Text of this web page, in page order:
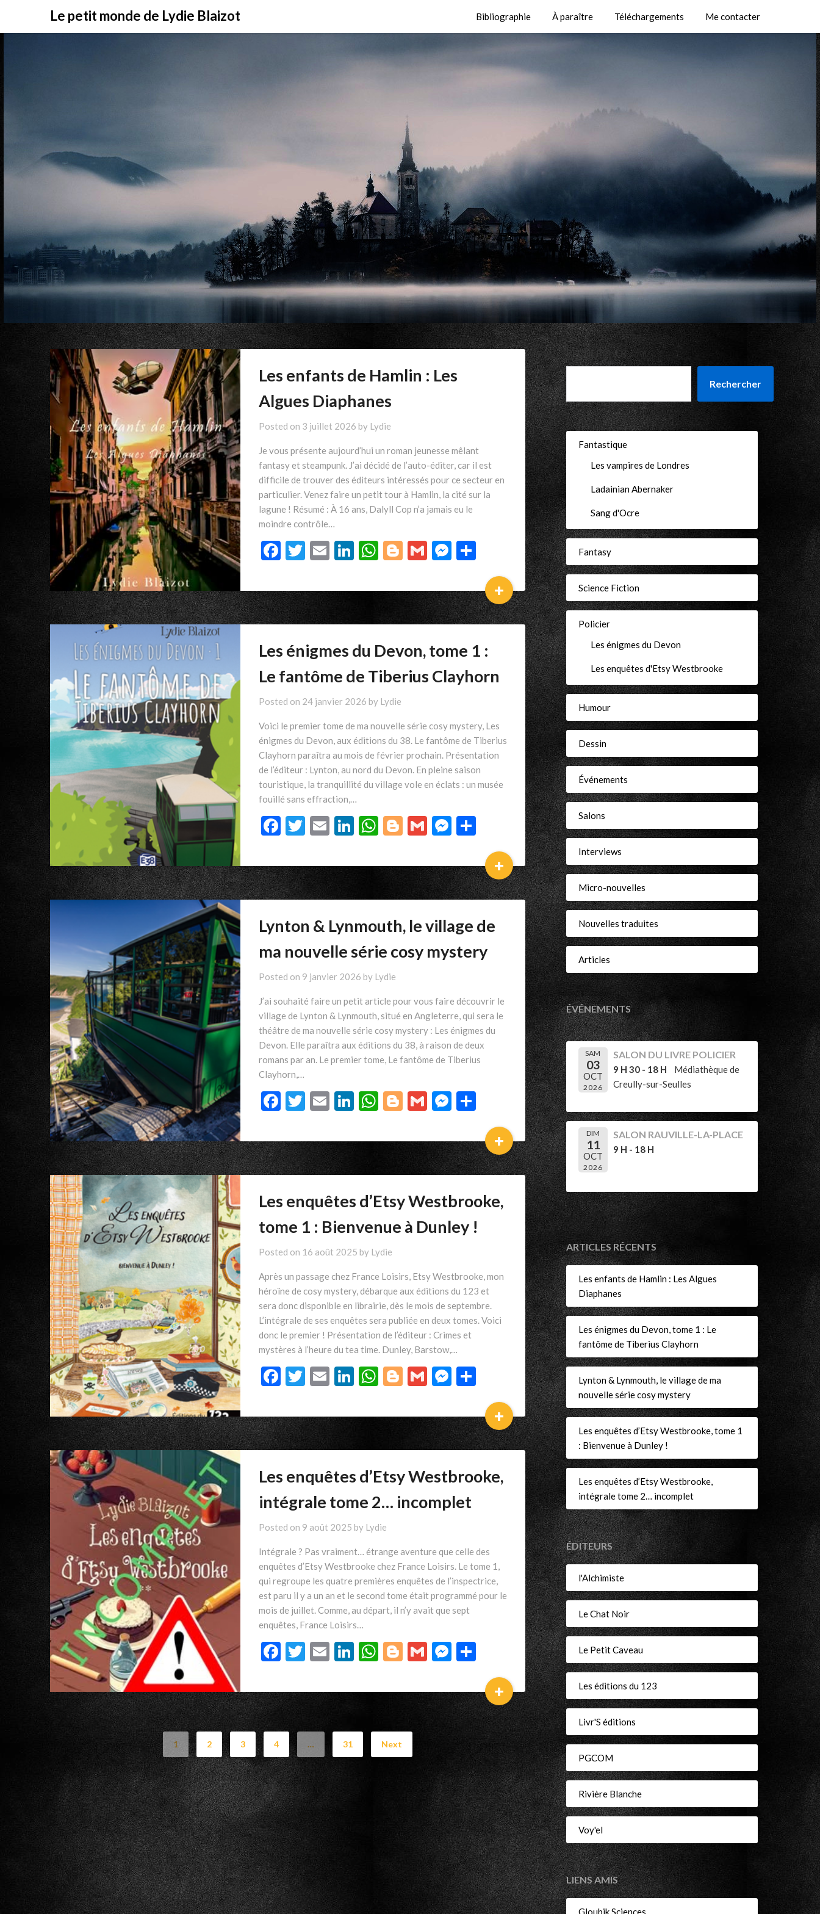
Le petit monde de Lydie Blaizot Bibliographie À paraître Téléchargements Me contacter
Les enfants de Hamlin : Les
Algues Diaphanes
Posted on 3 juillet 2026 by Lydie
Je vous présente aujourd’hui un roman jeunesse mêlant
fantasy et steampunk. J’ai décidé de l’auto-éditer, car il est
difficile de trouver des éditeurs intéressés pour ce secteur en
particulier. Venez faire un petit tour à Hamlin, la cité sur la
lagune ! Résumé : À 16 ans, Dalyll Cop n’a jamais eu le
moindre contrôle…
Facebook
Twitter
EmailLinkedIn
WhatsApp
Blogger
GmailMessenger
Partager
+
Les énigmes du Devon, tome 1 :
Le fantôme de Tiberius Clayhorn
Posted on 24 janvier 2026 by Lydie
Voici le premier tome de ma nouvelle série cosy mystery, Les
énigmes du Devon, aux éditions du 38. Le fantôme de Tiberius
Clayhorn paraîtra au mois de février prochain. Présentation
de l’éditeur : Lynton, au nord du Devon. En pleine saison
touristique, la tranquillité du village vole en éclats : un musée
fouillé sans effraction,…
Facebook
Twitter
EmailLinkedIn
WhatsApp
Blogger
GmailMessenger
Partager
+
Lynton & Lynmouth, le village de
ma nouvelle série cosy mystery
Posted on 9 janvier 2026 by Lydie
J’ai souhaité faire un petit article pour vous faire découvrir le
village de Lynton & Lynmouth, situé en Angleterre, qui sera le
théâtre de ma nouvelle série cosy mystery : Les énigmes du
Devon. Elle paraîtra aux éditions du 38, à raison de deux
romans par an. Le premier tome, Le fantôme de Tiberius
Clayhorn,…
Facebook
Twitter
EmailLinkedIn
WhatsApp
Blogger
GmailMessenger
Partager
+
Les enquêtes d’Etsy Westbrooke,
tome 1 : Bienvenue à Dunley !
Posted on 16 août 2025 by Lydie
Après un passage chez France Loisirs, Etsy Westbrooke, mon
héroïne de cosy mystery, débarque aux éditions du 123 et
sera donc disponible en librairie, dès le mois de septembre.
L’intégrale de ses enquêtes sera publiée en deux tomes. Voici
donc le premier ! Présentation de l’éditeur : Crimes et
mystères à l’heure du tea time. Dunley, Barstow,…
Facebook
Twitter
EmailLinkedIn
WhatsApp
Blogger
GmailMessenger
Partager
+
Les enquêtes d’Etsy Westbrooke,
intégrale tome 2… incomplet
Posted on 9 août 2025 by Lydie
Intégrale ? Pas vraiment… étrange aventure que celle des
enquêtes d’Etsy Westbrooke chez France Loisirs. Le tome 1,
qui regroupe les quatre premières enquêtes de l’inspectrice,
est paru il y a un an et le second tome était programmé pour le
mois de juillet. Comme, au départ, il n’y avait que sept
enquêtes, France Loisirs…
Facebook
Twitter
EmailLinkedIn
WhatsApp
Blogger
GmailMessenger
Partager
+
1 2 3 4 … 31 Next
RECHERCHER
Rechercher
Fantastique
Les vampires de Londres
Ladainian Abernaker
Sang d'Ocre
Fantasy
Science Fiction
Policier
Les énigmes du Devon
Les enquêtes d'Etsy Westbrooke
Humour
Dessin
Événements
Salons
Interviews
Micro-nouvelles
Nouvelles traduites
Articles
ÉVÉNEMENTS
SAM
03
OCT
2026
SALON DU LIVRE POLICIER
9 H 30 - 18 H
Médiathèque de
Creully-sur-Seulles
DIM
11
OCT
2026
SALON RAUVILLE-LA-PLACE
9 H - 18 H
ARTICLES RÉCENTS
Les enfants de Hamlin : Les Algues
Diaphanes
Les énigmes du Devon, tome 1 : Le
fantôme de Tiberius Clayhorn
Lynton & Lynmouth, le village de ma
nouvelle série cosy mystery
Les enquêtes d’Etsy Westbrooke, tome 1
: Bienvenue à Dunley !
Les enquêtes d’Etsy Westbrooke,
intégrale tome 2… incomplet
ÉDITEURS
l'Alchimiste
Le Chat Noir
Le Petit Caveau
Les éditions du 123
Livr'S éditions
PGCOM
Rivière Blanche
Voy'el
LIENS AMIS